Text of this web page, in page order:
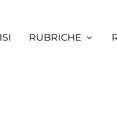
RUBRICHE